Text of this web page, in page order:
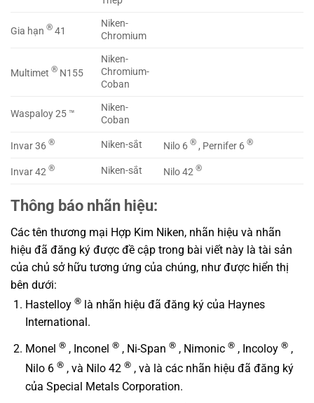
Gia hạn ® 41
Niken-
Chromium
Multimet ® N155
Niken-
Chromium-
Coban
Waspaloy 25 ™
Niken-
Coban
Invar 36 ® Niken-sắt Nilo 6® , Pernifer 6®
Invar 42 ® Niken-sắt Nilo 42®
Thông báo nhãn hiệu:
Các tên thương mại Hợp Kim Niken, nhãn hiệu và nhãn
hiệu đã đăng ký được đề cập trong bài viết này là tài sản
của chủ sở hữu tương ứng của chúng, như được hiển thị
bên dưới:
Hastelloy ®là nhãn hiệu đã đăng ký của Haynes
International.
Monel ®, Inconel ®, Ni-Span ®, Nimonic ®, Incoloy ®,
Nilo 6 ®, và Nilo 42 ®, và là các nhãn hiệu đã đăng ký
của Special Metals Corporation.